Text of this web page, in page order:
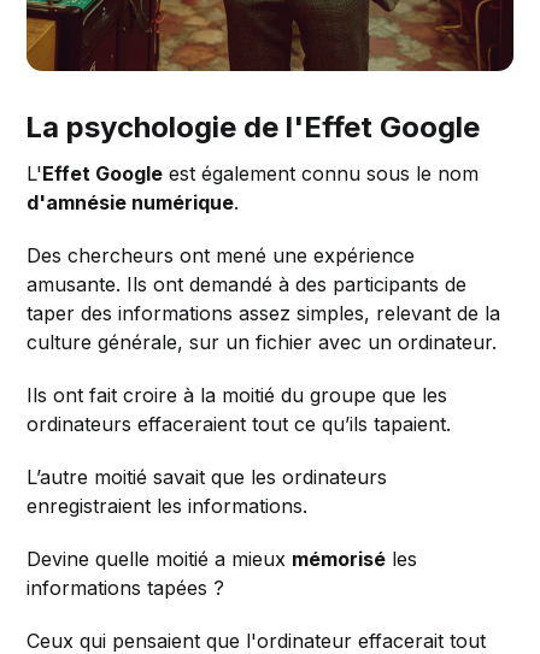
La psychologie de l'Effet Google
L'Effet Google est également connu sous le nom
d'amnésie numérique.
Des chercheurs ont mené une expérience
amusante. Ils ont demandé à des participants de
taper des informations assez simples, relevant de la
culture générale, sur un fichier avec un ordinateur.
Ils ont fait croire à la moitié du groupe que les
ordinateurs effaceraient tout ce qu’ils tapaient.
L’autre moitié savait que les ordinateurs
enregistraient les informations.
Devine quelle moitié a mieux mémorisé les
informations tapées ?
Ceux qui pensaient que l'ordinateur effacerait tout